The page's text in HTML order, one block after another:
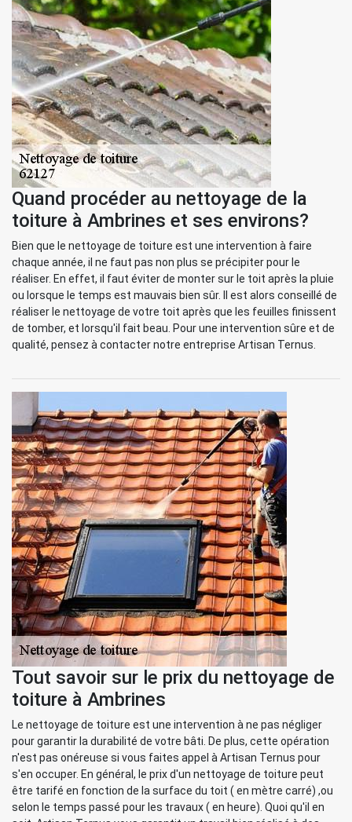
Quand procéder au nettoyage de la
toiture à Ambrines et ses environs?
Bien que le nettoyage de toiture est une intervention à faire
chaque année, il ne faut pas non plus se précipiter pour le
réaliser. En effet, il faut éviter de monter sur le toit après la pluie
ou lorsque le temps est mauvais bien sûr. Il est alors conseillé de
réaliser le nettoyage de votre toit après que les feuilles finissent
de tomber, et lorsqu'il fait beau. Pour une intervention sûre et de
qualité, pensez à contacter notre entreprise Artisan Ternus.
Tout savoir sur le prix du nettoyage de
toiture à Ambrines
Le nettoyage de toiture est une intervention à ne pas négliger
pour garantir la durabilité de votre bâti. De plus, cette opération
n'est pas onéreuse si vous faites appel à Artisan Ternus pour
s'en occuper. En général, le prix d'un nettoyage de toiture peut
être tarifé en fonction de la surface du toit ( en mètre carré) ,ou
selon le temps passé pour les travaux ( en heure). Quoi qu'il en